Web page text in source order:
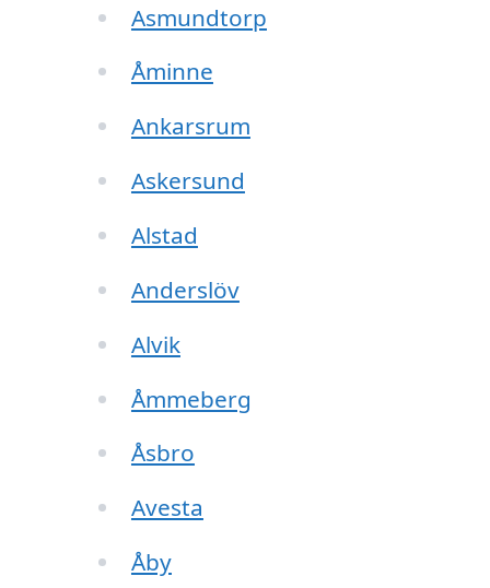
Asmundtorp
Åminne
Ankarsrum
Askersund
Alstad
Anderslöv
Alvik
Åmmeberg
Åsbro
Avesta
Åby